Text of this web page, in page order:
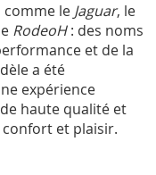
comme le Jaguar, le
RodeoH: des noms
et de la
a été
expérience
haute qualité et
et plaisir.